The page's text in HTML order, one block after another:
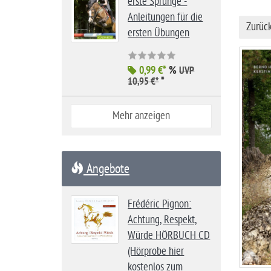
i
t
e
Anleitungen für die
ersten Übungen
0,99 €*% UVP
10,95 €**
Mehr anzeigen
Angebote
Frédéric Pignon:
Achtung, Respekt,
Würde HÖRBUCH CD
(Hörprobe hier
kostenlos zum